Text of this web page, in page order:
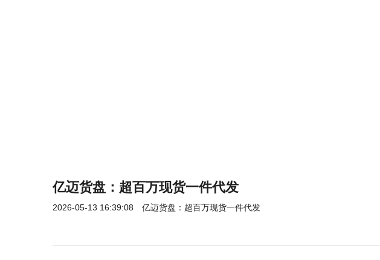
亿迈货盘：超百万现货一件代发
2026-05-13 16:39:08 亿迈货盘：超百万现货一件代发